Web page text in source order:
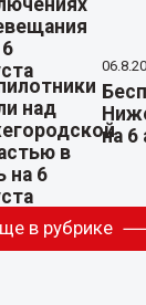
на 6
в рубрике